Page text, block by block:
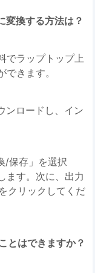
変換する方法は？
でラップトップ上
きます。
ンロードし、イン
/保存」を選択
ます。次に、出力
クリックしてくだ
とはできますか？